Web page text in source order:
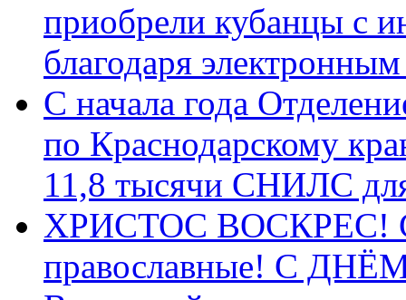
приобрели кубанцы с
благодаря
С начала года
по Краснодарскому
11,8 тысячи СНИЛС
ХРИСТОС ВОСКРЕС! С
православные! C